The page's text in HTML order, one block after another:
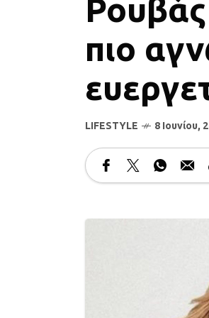
πιο
LIFESTYLE 8 Ιουνίου,